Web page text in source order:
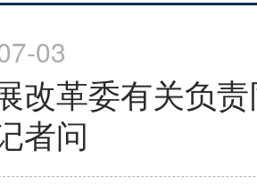
03
改革委有关负
者问